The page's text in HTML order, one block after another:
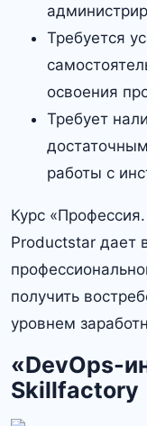
Требуется
освоения
Требует
работы с
Курс
Productstar дает
получить
уровнем
«DevOps-
Skillfactory